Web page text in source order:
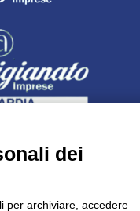
dei
per archiviare, accedere